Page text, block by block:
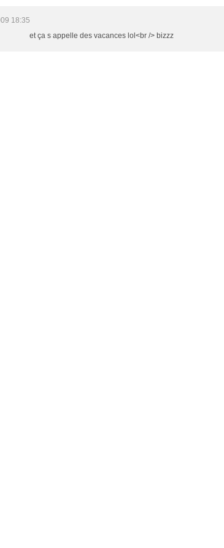
18:35
et ça s appelle des vacances lol<br /> bizzz